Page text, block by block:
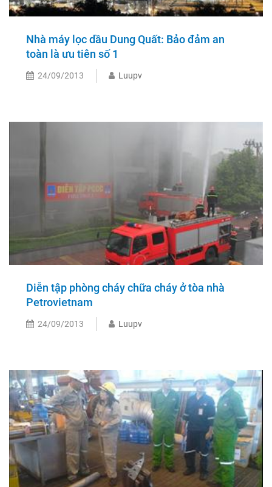
Nhà máy lọc dầu Dung Quất: Bảo đảm an
toàn là ưu tiên số 1
24/09/2013 Luupv
Diễn tập phòng cháy chữa cháy ở tòa nhà
Petrovietnam
24/09/2013 Luupv